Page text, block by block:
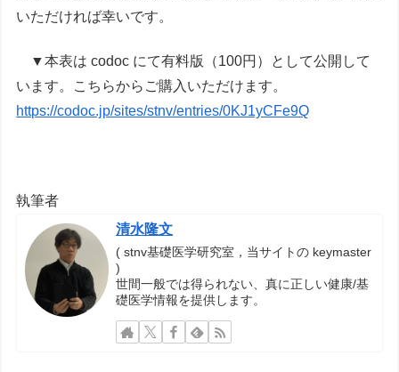
いただければ幸いです。
▼本表は codoc にて有料版（100円）として公開して
います。こちらからご購入いただけます。
https://codoc.jp/sites/stnv/entries/0KJ1yCFe9Q
執筆者
清水隆文
( stnv基礎医学研究室，当サイトの keymaster
)
世間一般では得られない、真に正しい健康/基
礎医学情報を提供します。